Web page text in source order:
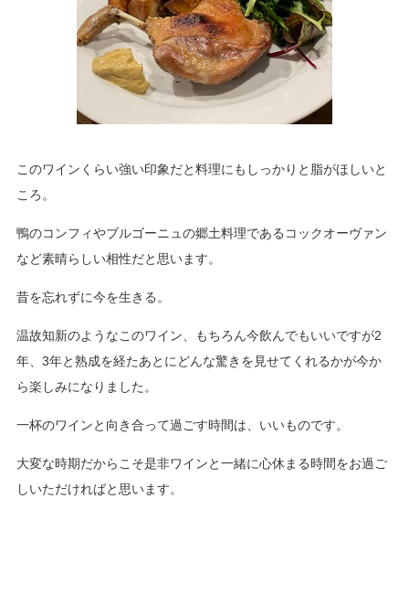
このワインくらい強い印象だと料理にもしっかりと脂がほしいと
ころ。
鴨のコンフィやブルゴーニュの郷土料理であるコックオーヴァン
など素晴らしい相性だと思います。
昔を忘れずに今を生きる。
温故知新のようなこのワイン、もちろん今飲んでもいいですが2
年、3年と熟成を経たあとにどんな驚きを見せてくれるかが今か
ら楽しみになりました。
一杯のワインと向き合って過ごす時間は、いいものです。
大変な時期だからこそ是非ワインと一緒に心休まる時間をお過ご
しいただければと思います。